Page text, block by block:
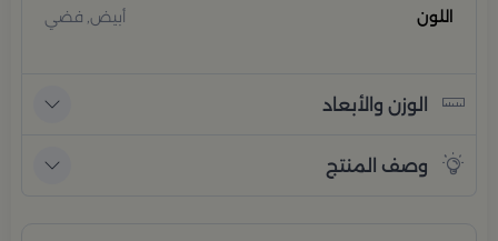
اللون
أبيض, فضي
الوزن والأبعاد
وصف المنتج